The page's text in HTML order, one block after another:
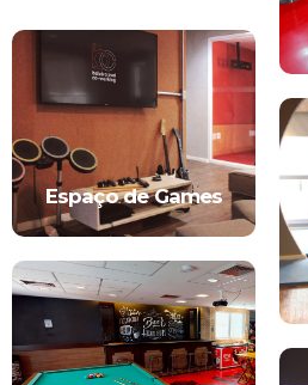
Espaço de Games